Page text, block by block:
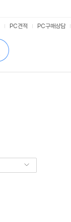
PC견적 PC구매상담